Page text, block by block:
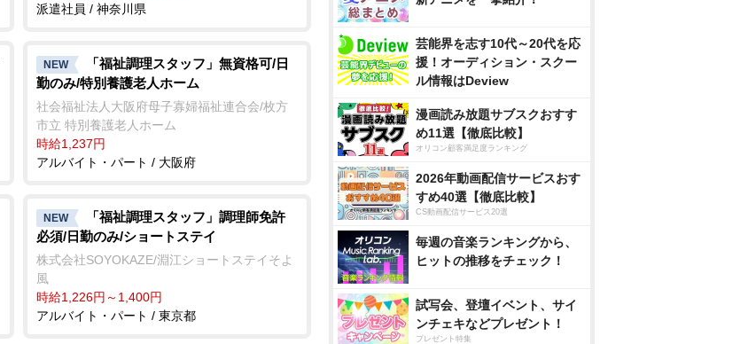
派遣社員 / 神奈川県
NEW
「福祉調理スタッフ」無資格可/日
勤のみ/特別養護老人ホーム
社会福祉法人大阪府母子寡婦福祉連合会/枚方
市立 特別養護老人ホーム
時給1,237円
アルバイト・パート / 大阪府
NEW
「福祉調理スタッフ」調理師免許
必須/日勤のみ/ショートステイ
株式会社SOYOKAZE/淵江ショートステイそよ
風
時給1,226円～1,400円
アルバイト・パート / 東京都
芸能界を志す10代～20代を応
援！オーディション・スクー
ル情報はDeview
漫画読み放題サブスクおすす
め11選【徹底比較】
オリコン顧客満足度ランキング
2026年動画配信サービスおす
すめ40選【徹底比較】
CS動画配信サービス20選
毎週の音楽ランキングから、
ヒットの推移をチェック！
試写会、登壇イベント、サイ
ンチェキなどプレゼント！
プレゼント特集